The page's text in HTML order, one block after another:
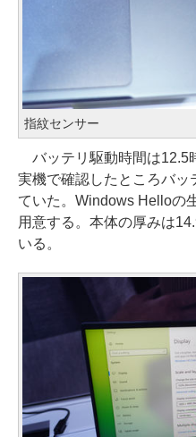
指紋センサー
バッテリ駆動時間は12.5
実機で確認したところバッ
ていた。Windows Helloの
用意する。本体の厚みは
いる。